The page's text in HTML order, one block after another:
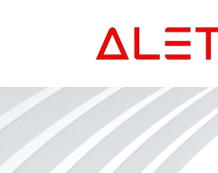
Новости
О Hас